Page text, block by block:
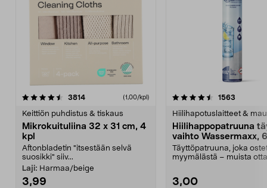
3814arvostelut (1,00/kpl)
Keittiön puhdistus & tiskaus
Mikrokuituliina 32 x 31 cm, 4
kpl
Aftonbladetin "itsestään selvä
suosikki" siiv...
Laji: Harmaa/beige
3,99
4.5viidestä
1563
Hiilihapotuslaitteet &
Hiilihappopatruuna
vaihto Wassermaxx,
Täyttöpatruuna, joka
myymälästä – muista
3,00
4.5viidestä